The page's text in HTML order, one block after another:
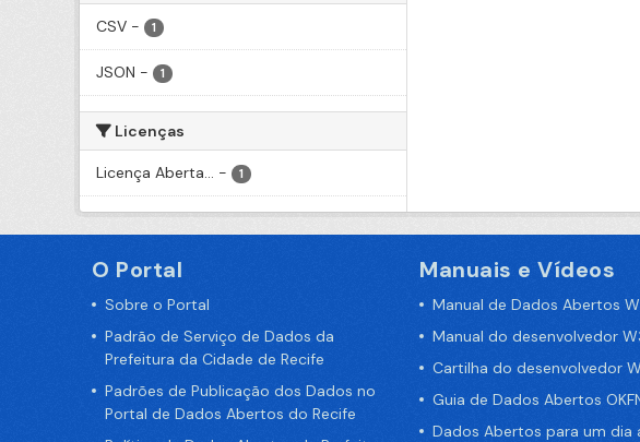
CSV - 1
JSON - 1
Licenças
Licença Aberta... - 1
O Portal
Sobre o Portal
Padrão de Serviço de Dados da
Prefeitura da Cidade de Recife
Padrões de Publicação dos Dados no
Portal de Dados Abertos do Recife
Manuais e Vídeos
Manual de Dados Abertos
Manual do desenvolvedor
Cartilha do desenvolvedor
Guia de Dados Abertos
Dados Abertos para um dia